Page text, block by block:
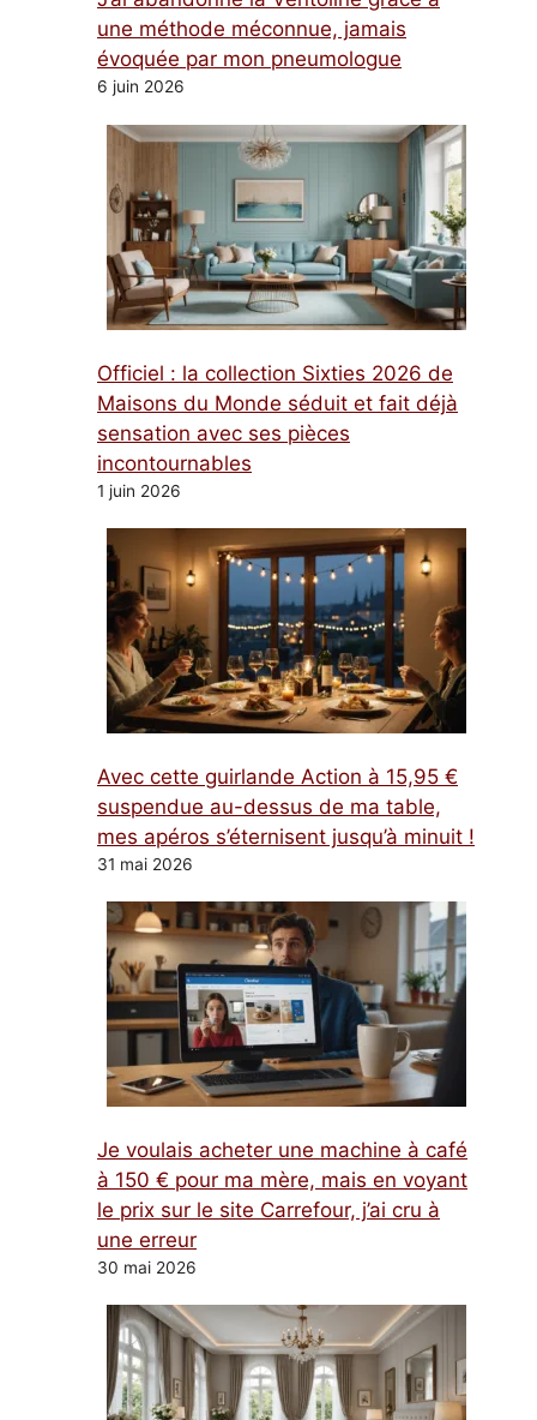
une méthode méconnue, jamais
évoquée par mon pneumologue
6 juin 2026
Officiel : la collection Sixties 2026 de
Maisons du Monde séduit et fait déjà
sensation avec ses pièces
incontournables
1 juin 2026
Avec cette guirlande Action à 15,95 €
suspendue au-dessus de ma table,
mes apéros s’éternisent jusqu’à minuit !
31 mai 2026
Je voulais acheter une machine à café
à 150 € pour ma mère, mais en voyant
le prix sur le site Carrefour, j’ai cru à
une erreur
30 mai 2026